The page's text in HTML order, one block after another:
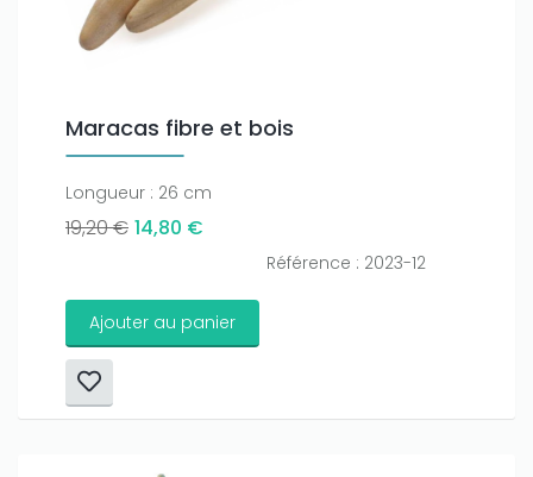
Maracas fibre et bois
Longueur : 26 cm
19,20 € 14,80 €
Référence : 2023-12
Ajouter au panier